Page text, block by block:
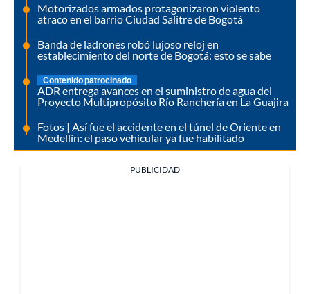
Motorizados armados protagonizaron violento
atraco en el barrio Ciudad Salitre de Bogotá
Banda de ladrones robó lujoso reloj en
establecimiento del norte de Bogotá: esto se sabe
Contenido patrocinado
ADR entrega avances en el suministro de agua del
Proyecto Multipropósito Río Ranchería en La Guajira
Fotos | Así fue el accidente en el túnel de Oriente en
Medellín: el paso vehicular ya fue habilitado
PUBLICIDAD